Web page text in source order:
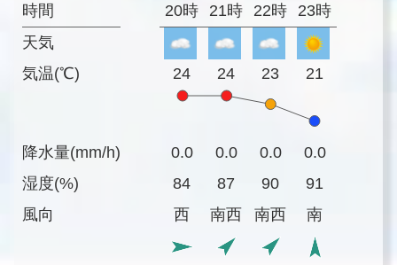
時間
天気
気温(℃)
降水量(mm/h)
湿度(%)
風向
20時 21時 22時 23時
24 24 23 21
0.0 0.0 0.0
0.0
84
87 90
91
西
南西 南西 南